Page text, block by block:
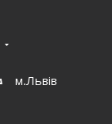
м.Львів